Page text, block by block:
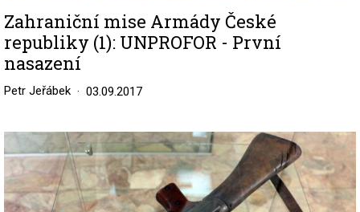
Zahraniční mise Armády České
republiky (1): UNPROFOR - První
nasazení
Petr Jeřábek 03.09.2017